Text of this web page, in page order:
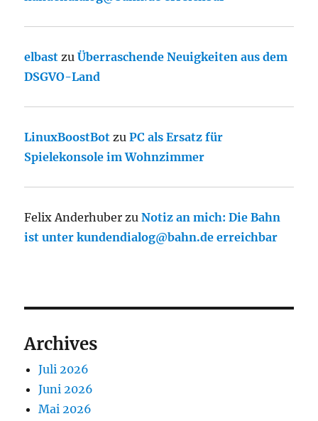
elbast zuÜberraschende Neuigkeiten aus dem
DSGVO-Land
LinuxBoostBot zuPC als Ersatz für
Spielekonsole im Wohnzimmer
Felix Anderhuber zuNotiz an mich: Die Bahn
ist unter kundendialog@bahn.de erreichbar
Archives
Juli 2026
Juni 2026
Mai 2026